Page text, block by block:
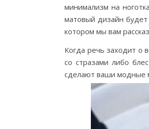
минимализм на
матовый дизайн
котором мы вам
Когда речь заходит о
со стразами либо
сделают ваши модные